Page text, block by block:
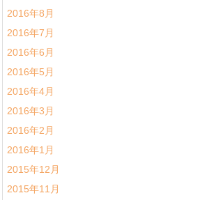
2016年8月
2016年7月
2016年6月
2016年5月
2016年4月
2016年3月
2016年2月
2016年1月
2015年12月
2015年11月